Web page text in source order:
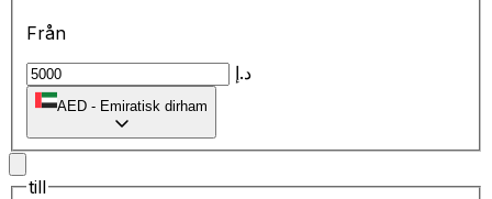
Från
د.إ
AED - Emiratisk dirham
till